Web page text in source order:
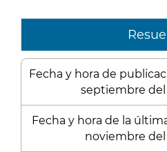
Fecha y hora de
septiembre del
Fecha y hora de la
noviembre del